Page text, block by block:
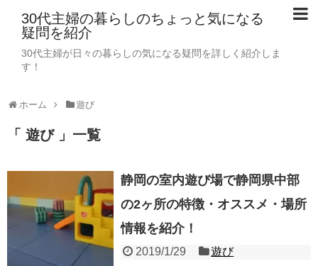
30代主婦の暮らしのちょっと気になる
疑問を紹介
30代主婦が日々の暮らしの気になる疑問を詳しく紹介しま
す！
ホーム 遊び
「 遊び 」一覧
静岡の室内遊び場で静岡県中部
の2ヶ所の特徴・オススメ・場所
情報を紹介！
2019/1/29
遊び